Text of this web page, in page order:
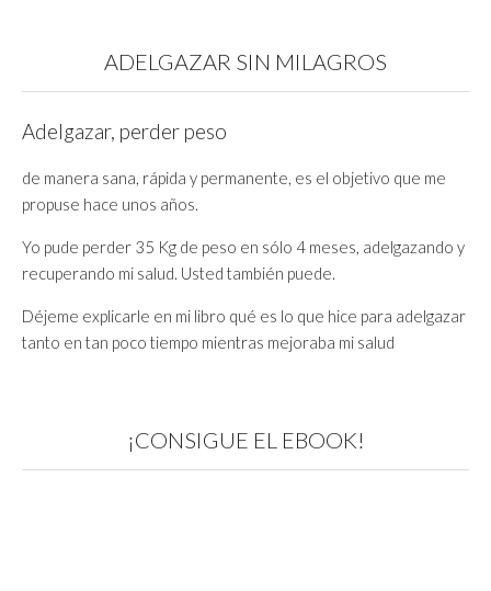
ADELGAZAR SIN MILAGROS
Adelgazar, perder peso
de manera sana, rápida y permanente, es el objetivo que me
propuse hace unos años.
Yo pude perder 35 Kg de peso en sólo 4 meses, adelgazando y
recuperando mi salud. Usted también puede.
Déjeme explicarle en mi libro qué es lo que hice para adelgazar
tanto en tan poco tiempo mientras mejoraba mi salud
¡CONSIGUE EL EBOOK!